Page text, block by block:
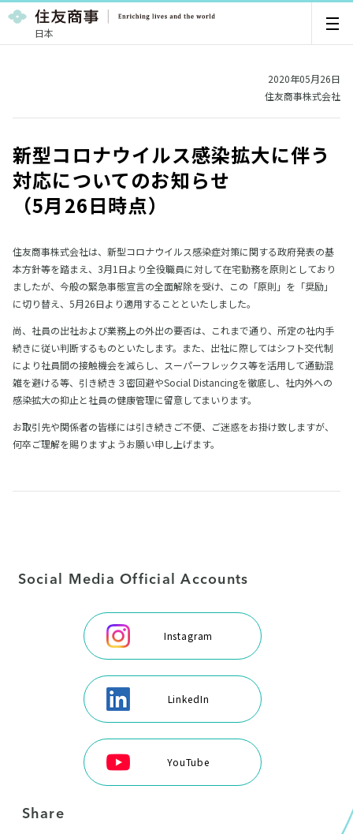
日本
2020年05月26日
住友商事株式会社
新型コロナウイルス感染拡大に伴う
対応についてのお知らせ
（5月26日時点）
住友商事株式会社は、新型コロナウイルス感染症対策に関する政府発表の基
本方針等を踏まえ、3月1日より全役職員に対して在宅勤務を原則としており
ましたが、今般の緊急事態宣言の全面解除を受け、この「原則」を「奨励」
に切り替え、5月26日より適用することといたしました。
尚、社員の出社および業務上の外出の要否は、これまで通り、所定の社内手
続きに従い判断するものといたします。また、出社に際してはシフト交代制
により社員間の接触機会を減らし、スーパーフレックス等を活用して通勤混
雑を避ける等、引き続き３密回避やSocial Distancingを徹底し、社内外への
感染拡大の抑止と社員の健康管理に留意してまいります。
お取引先や関係者の皆様には引き続きご不便、ご迷惑をお掛け致しますが、
何卒ご理解を賜りますようお願い申し上げます。
Social Media Official Accounts
Instagram
LinkedIn
YouTube
Share